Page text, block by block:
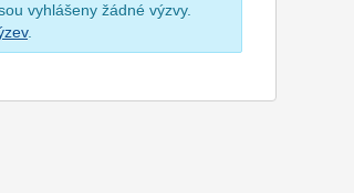
vyhlášeny žádné výzvy.
.